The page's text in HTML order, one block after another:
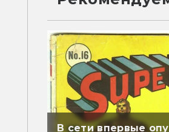
В сети впервые